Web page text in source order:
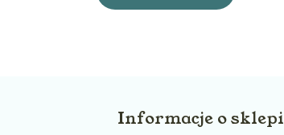
Informacje o